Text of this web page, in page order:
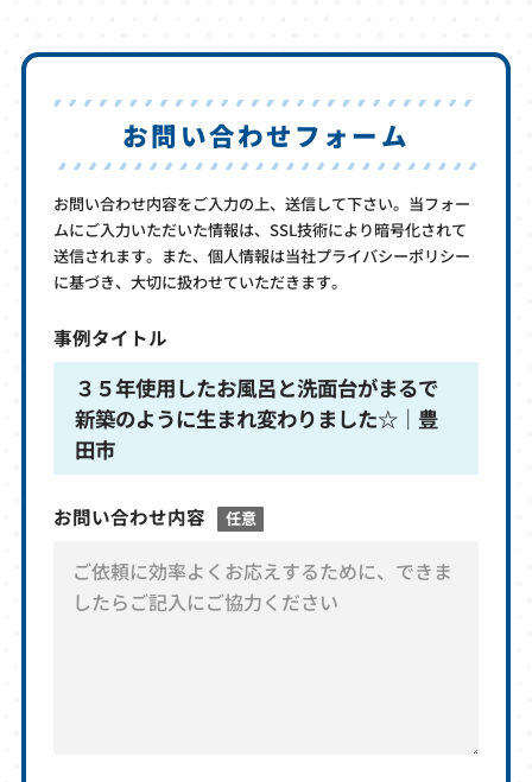
お問い合わせフォーム
お問い合わせ内容をご入力の上、送信して下さい。当フォー
ムにご入力いただいた情報は、SSL技術により暗号化されて
送信されます。また、個人情報は当社プライバシーポリシー
に基づき、大切に扱わせていただきます。
事例タイトル
３５年使用したお風呂と洗面台がまるで
新築のように生まれ変わりました☆｜豊
田市
お問い合わせ内容 任意